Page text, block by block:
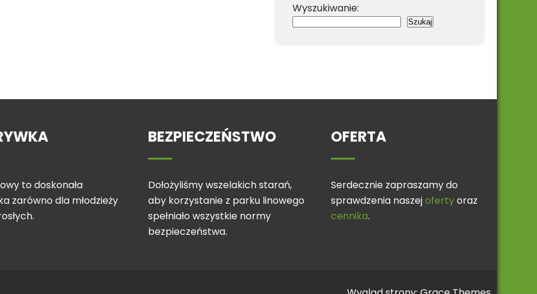
Wyszukiwanie:
Szukaj
to doskonała
zarówno dla młodzieży
BEZPIECZEŃSTWO
Dołożyliśmy wszelakich starań,
aby korzystanie z parku linowego
spełniało wszystkie normy
bezpieczeństwa.
OFERTA
Serdecznie zapraszamy do
sprawdzenia naszejofertyoraz
cennika.